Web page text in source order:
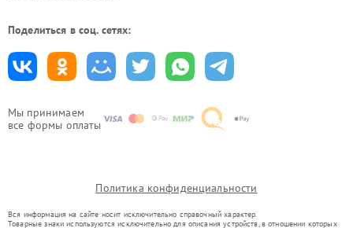
Мы принимаем
все формы оплаты
Поделиться в соц. сетях:
Политика конфиденциальности
Вся информация на сайте носит исключительно справочный характер.
Товарные знаки используются исключительно для описания устройств, в отношении которых